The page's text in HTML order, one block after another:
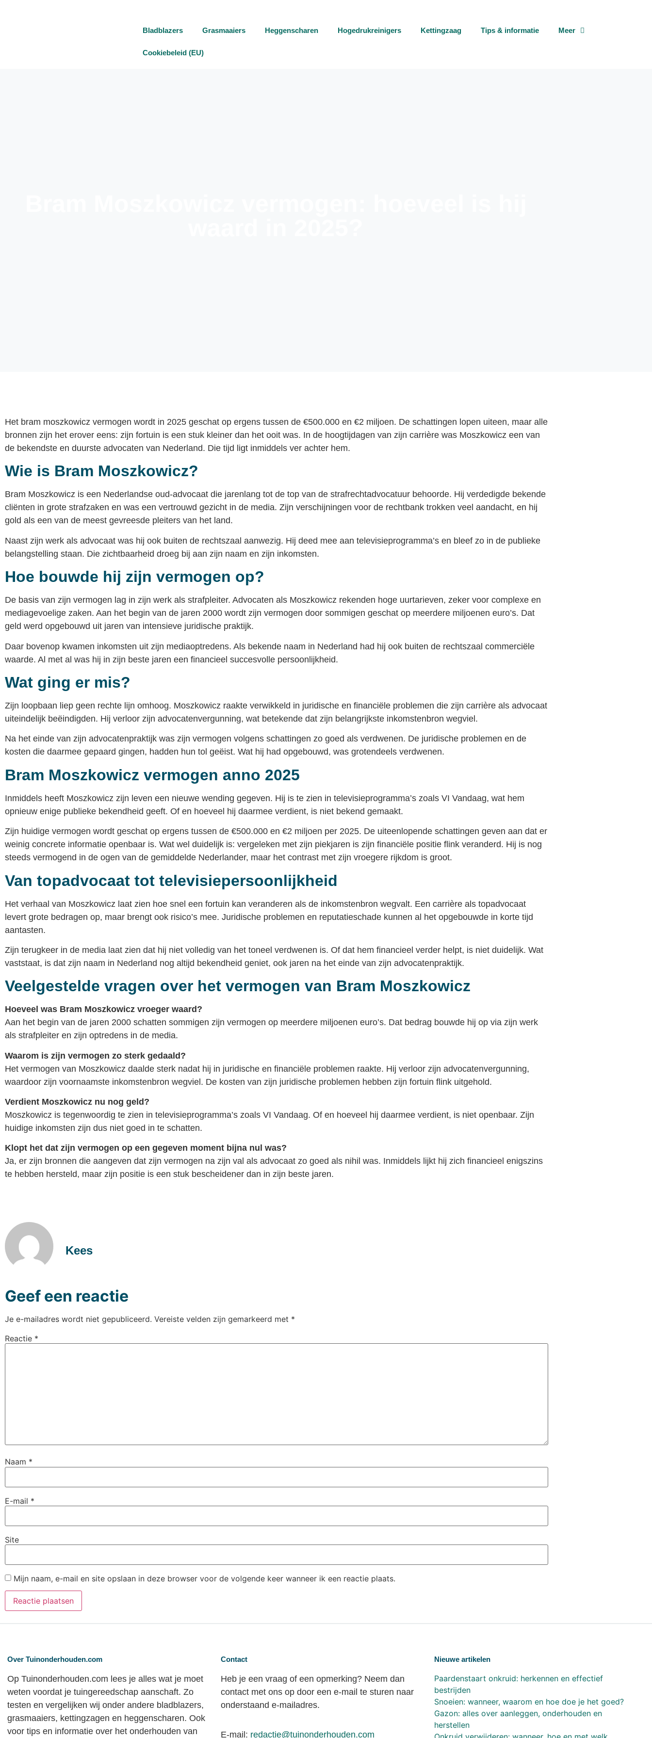
Bladblazers Grasmaaiers Heggenscharen Hogedrukreinigers Kettingzaag Tips & informatie Meer
Cookiebeleid (EU)
Het bram moszkowicz vermogen wordt in 2025 geschat op ergens tussen de €500.000 en €2 miljoen. De schattingen lopen uiteen, maar alle
bronnen zijn het erover eens: zijn fortuin is een stuk kleiner dan het ooit was. In de hoogtijdagen van zijn carrière was Moszkowicz een van
de bekendste en duurste advocaten van Nederland. Die tijd ligt inmiddels ver achter hem.
Wie is Bram Moszkowicz?
Bram Moszkowicz is een Nederlandse oud-advocaat die jarenlang tot de top van de strafrechtadvocatuur behoorde. Hij verdedigde bekende
cliënten in grote strafzaken en was een vertrouwd gezicht in de media. Zijn verschijningen voor de rechtbank trokken veel aandacht, en hij
gold als een van de meest gevreesde pleiters van het land.
Naast zijn werk als advocaat was hij ook buiten de rechtszaal aanwezig. Hij deed mee aan televisieprogramma’s en bleef zo in de publieke
belangstelling staan. Die zichtbaarheid droeg bij aan zijn naam en zijn inkomsten.
Hoe bouwde hij zijn vermogen op?
De basis van zijn vermogen lag in zijn werk als strafpleiter. Advocaten als Moszkowicz rekenden hoge uurtarieven, zeker voor complexe en
mediagevoelige zaken. Aan het begin van de jaren 2000 wordt zijn vermogen door sommigen geschat op meerdere miljoenen euro’s. Dat
geld werd opgebouwd uit jaren van intensieve juridische praktijk.
Daar bovenop kwamen inkomsten uit zijn mediaoptredens. Als bekende naam in Nederland had hij ook buiten de rechtszaal commerciële
waarde. Al met al was hij in zijn beste jaren een financieel succesvolle persoonlijkheid.
Wat ging er mis?
Zijn loopbaan liep geen rechte lijn omhoog. Moszkowicz raakte verwikkeld in juridische en financiële problemen die zijn carrière als advocaat
uiteindelijk beëindigden. Hij verloor zijn advocatenvergunning, wat betekende dat zijn belangrijkste inkomstenbron wegviel.
Na het einde van zijn advocatenpraktijk was zijn vermogen volgens schattingen zo goed als verdwenen. De juridische problemen en de
kosten die daarmee gepaard gingen, hadden hun tol geëist. Wat hij had opgebouwd, was grotendeels verdwenen.
Bram Moszkowicz vermogen anno 2025
Inmiddels heeft Moszkowicz zijn leven een nieuwe wending gegeven. Hij is te zien in televisieprogramma’s zoals VI Vandaag, wat hem
opnieuw enige publieke bekendheid geeft. Of en hoeveel hij daarmee verdient, is niet bekend gemaakt.
Zijn huidige vermogen wordt geschat op ergens tussen de €500.000 en €2 miljoen per 2025. De uiteenlopende schattingen geven aan dat er
weinig concrete informatie openbaar is. Wat wel duidelijk is: vergeleken met zijn piekjaren is zijn financiële positie flink veranderd. Hij is nog
steeds vermogend in de ogen van de gemiddelde Nederlander, maar het contrast met zijn vroegere rijkdom is groot.
Van topadvocaat tot televisiepersoonlijkheid
Het verhaal van Moszkowicz laat zien hoe snel een fortuin kan veranderen als de inkomstenbron wegvalt. Een carrière als topadvocaat
levert grote bedragen op, maar brengt ook risico’s mee. Juridische problemen en reputatieschade kunnen al het opgebouwde in korte tijd
aantasten.
Zijn terugkeer in de media laat zien dat hij niet volledig van het toneel verdwenen is. Of dat hem financieel verder helpt, is niet duidelijk. Wat
vaststaat, is dat zijn naam in Nederland nog altijd bekendheid geniet, ook jaren na het einde van zijn advocatenpraktijk.
Veelgestelde vragen over het vermogen van Bram Moszkowicz
Hoeveel was Bram Moszkowicz vroeger waard?
Aan het begin van de jaren 2000 schatten sommigen zijn vermogen op meerdere miljoenen euro’s. Dat bedrag bouwde hij op via zijn werk
als strafpleiter en zijn optredens in de media.
Waarom is zijn vermogen zo sterk gedaald?
Het vermogen van Moszkowicz daalde sterk nadat hij in juridische en financiële problemen raakte. Hij verloor zijn advocatenvergunning,
waardoor zijn voornaamste inkomstenbron wegviel. De kosten van zijn juridische problemen hebben zijn fortuin flink uitgehold.
Verdient Moszkowicz nu nog geld?
Moszkowicz is tegenwoordig te zien in televisieprogramma’s zoals VI Vandaag. Of en hoeveel hij daarmee verdient, is niet openbaar. Zijn
huidige inkomsten zijn dus niet goed in te schatten.
Klopt het dat zijn vermogen op een gegeven moment bijna nul was?
Ja, er zijn bronnen die aangeven dat zijn vermogen na zijn val als advocaat zo goed als nihil was. Inmiddels lijkt hij zich financieel enigszins
te hebben hersteld, maar zijn positie is een stuk bescheidener dan in zijn beste jaren.
Kees
Geef een reactie
Je e-mailadres wordt niet gepubliceerd. Vereiste velden zijn gemarkeerd met *
Reactie *
Naam *
E-mail *
Site
Mijn naam, e-mail en site opslaan in deze browser voor de volgende keer wanneer ik een reactie plaats.
Over Tuinonderhouden.com
Op Tuinonderhouden.com lees je alles wat je moet
weten voordat je tuingereedschap aanschaft. Zo
testen en vergelijken wij onder andere bladblazers,
grasmaaiers, kettingzagen en heggenscharen. Ook
voor tips en informatie over het onderhouden van
Contact
Heb je een vraag of een opmerking? Neem dan
contact met ons op door een e-mail te sturen naar
onderstaand e-mailadres.
E-mail: redactie@tuinonderhouden.com
Nieuwe artikelen
Paardenstaart onkruid: herkennen en effectief
bestrijden
Snoeien: wanneer, waarom en hoe doe je het goed?
Gazon: alles over aanleggen, onderhouden en
herstellen